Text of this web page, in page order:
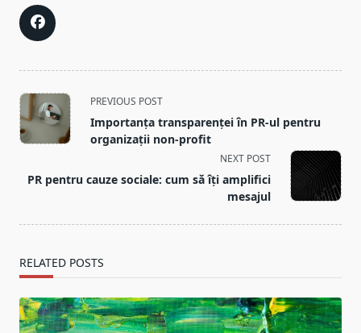
<span
class="nav-
subtitle
reader-
PREVIOUS POST
Importanța transparenței în PR-ul pentru
organizații non-profit
NEXT POST
PR pentru cauze sociale: cum să îți amplifici
mesajul
RELATED POSTS